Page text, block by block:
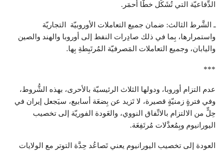
الدِّفاعيّة التي تُشَكِّل خطًّا أحمَر.
ـ الشَّرط الثالث: ضمان جميع التعاملات الأوروبيّة التجاريّة
واستمرارها، بِما في ذلك صادِرات النفط إلى أوروبا والهند والصين
واليابان، وجميع التعاملات المَصرفيّة المُرتَبِطةِ بِها.
***
عدم التزام أوروبا، ودولها الثلاث الرئيسيّة بالأحرى، بهذه الشُّروط،
وفي فترةٍ زمنيّةٍ قصيرة، لا تَزيد عن بِضعَة أسابيع، سيَجعل إيران في
حِلٍّ من الالتزام بالاتِّفاق النووي، والعَودة الفوريّة إلى تخصيب
اليورانيوم وبِمُعدَّلات مُرتَفِعَة.
العودة إلى تخصيب اليورانيوم يعني تَصاعُد حِدَّة التوتر مع الولايات